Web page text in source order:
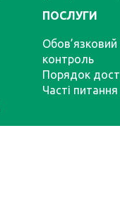
ПОСЛУГИ
Обов’язковий
контроль
Порядок
Часті питання